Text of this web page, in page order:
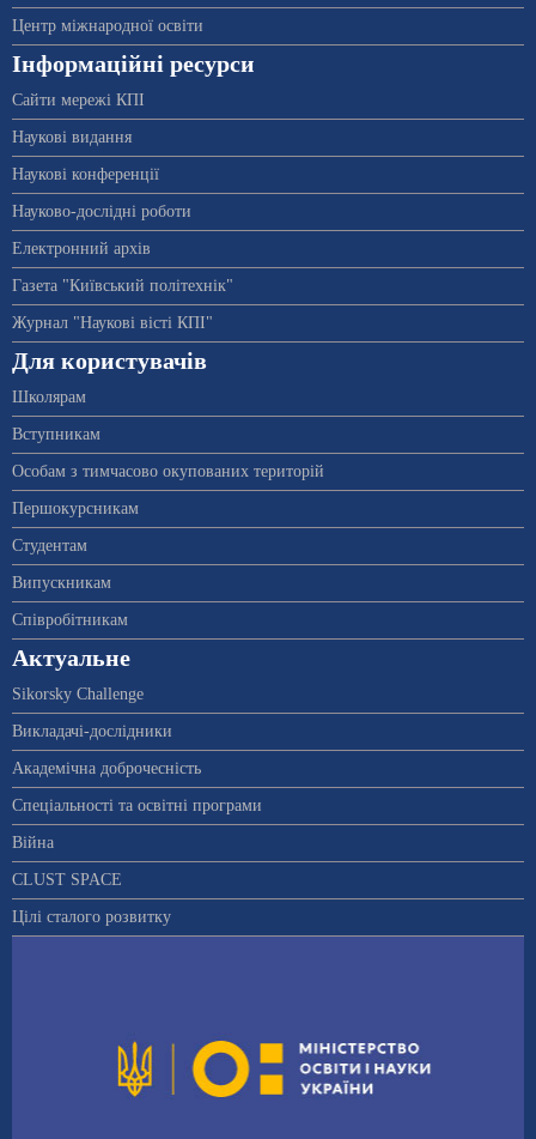
Центр міжнародної освіти
Інформаційні ресурси
Сайти мережі КПІ
Наукові видання
Наукові конференції
Науково-дослідні роботи
Електронний архів
Газета "Київський політехнік"
Журнал "Наукові вісті КПІ"
Для користувачів
Школярам
Вступникам
Особам з тимчасово окупованих територій
Першокурсникам
Студентам
Випускникам
Співробітникам
Актуальне
Sikorsky Challenge
Викладачі-дослідники
Академічна доброчесність
Спеціальності та освітні програми
Війна
CLUST SPACE
Цілі сталого розвитку